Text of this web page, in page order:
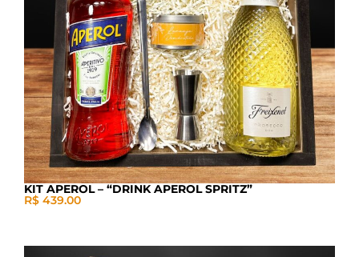
KIT APEROL – “DRINK APEROL SPRITZ”
R$ 439.00